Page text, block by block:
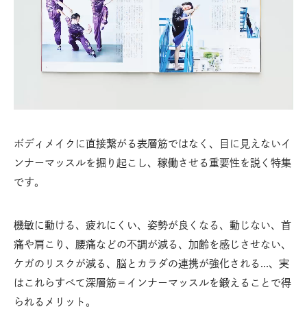
ボディメイクに直接繋がる表層筋ではなく、目に見えないイ
ンナーマッスルを掘り起こし、稼働させる重要性を説く特集
です。
機敏に動ける、疲れにくい、姿勢が良くなる、動じない、首
痛や肩こり、腰痛などの不調が減る、加齢を感じさせない、
ケガのリスクが減る、脳とカラダの連携が強化される…、実
はこれらすべて深層筋＝インナーマッスルを鍛えることで得
られるメリット。